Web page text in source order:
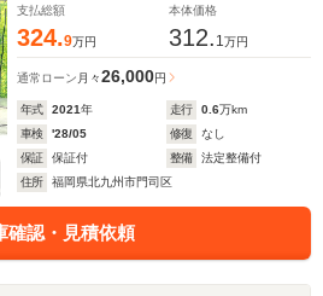
支払総額
324.9万円
本体価格
312. 1万円
通常ローン 月々26,000円
年式 2021年 走行 0.6万km
車検
'28/05 修復
なし
保証
保証付 整備
法定整備付
住所
福岡県北九州市門司区
確認・見積依頼